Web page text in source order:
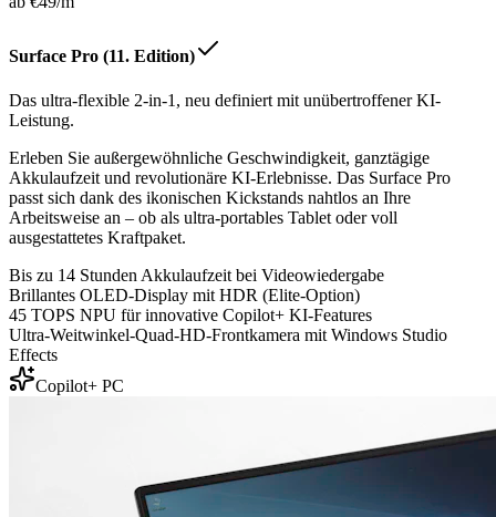
Surface Pro (11. Edition)
Das ultra-flexible 2-in-1, neu definiert mit unübertroffener KI-
Leistung.
Erleben Sie außergewöhnliche Geschwindigkeit, ganztägige
Akkulaufzeit und revolutionäre KI-Erlebnisse. Das Surface Pro
passt sich dank des ikonischen Kickstands nahtlos an Ihre
Arbeitsweise an – ob als ultra-portables Tablet oder voll
ausgestattetes Kraftpaket.
Bis zu 14 Stunden Akkulaufzeit bei Videowiedergabe
Brillantes OLED-Display mit HDR (Elite-Option)
45 TOPS NPU für innovative Copilot+ KI-Features
Ultra-Weitwinkel-Quad-HD-Frontkamera mit Windows Studio
Effects
Copilot+ PC